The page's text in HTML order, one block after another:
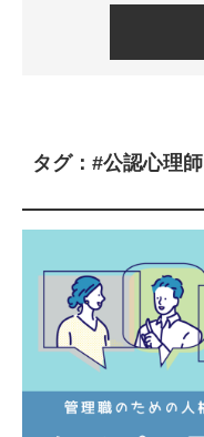
タグ：#公認心理師